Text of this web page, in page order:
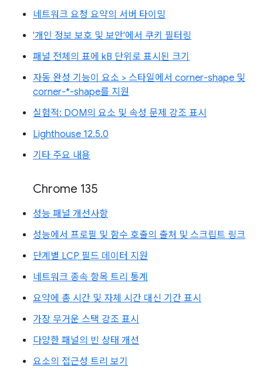
네트워크 요청 요약의 서버 타이밍
'개인 정보 보호 및 보안'에서 쿠키 필터링
패널 전체의 표에 kB 단위로 표시된 크기
자동 완성 기능이 요소 > 스타일에서 corner-shape 및
corner-*-shape를 지원
실험적: DOM의 요소 및 속성 문제 강조 표시
Lighthouse 12.5.0
기타 주요 내용
Chrome 135
성능 패널 개선사항
성능에서 프로필 및 함수 호출의 출처 및 스크립트 링크
단계별 LCP 필드 데이터 지원
네트워크 종속 항목 트리 통계
요약에 총 시간 및 자체 시간 대신 기간 표시
가장 무거운 스택 강조 표시
다양한 패널의 빈 상태 개선
요소의 접근성 트리 보기